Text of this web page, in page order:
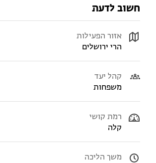
חשוב לדעת
אזור הפעילות
הרי ירושלים
קהל יעד
משפחות
רמת קושי
קלה
משך הליכה